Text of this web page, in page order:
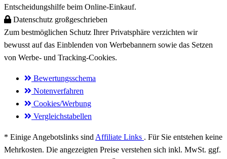
Entscheidungshilfe beim Online-Einkauf.
Datenschutz großgeschrieben
Zum bestmöglichen Schutz Ihrer Privatsphäre verzichten wir
bewusst auf das Einblenden von Werbebannern sowie das Setzen
von Werbe- und Tracking-Cookies.
Bewertungsschema
Notenverfahren
Cookies/Werbung
Vergleichstabellen
* Einige Angebotslinks sind Affiliate Links . Für Sie entstehen keine
Mehrkosten. Die angezeigten Preise verstehen sich inkl. MwSt. ggf.